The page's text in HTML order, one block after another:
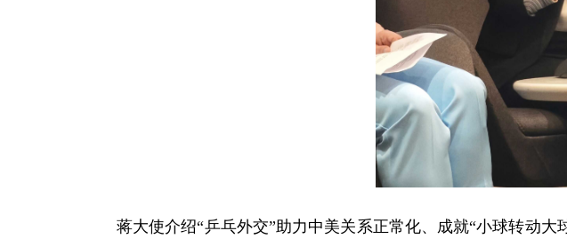
蒋大使介绍“乒乓外交”助力中美关系正常化、成就“小球转动